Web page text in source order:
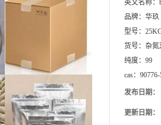
英文名称：
品牌： 华玖
型号：
货号： 杂氮
纯度： 99
cas：
发布日期：
更新日期：